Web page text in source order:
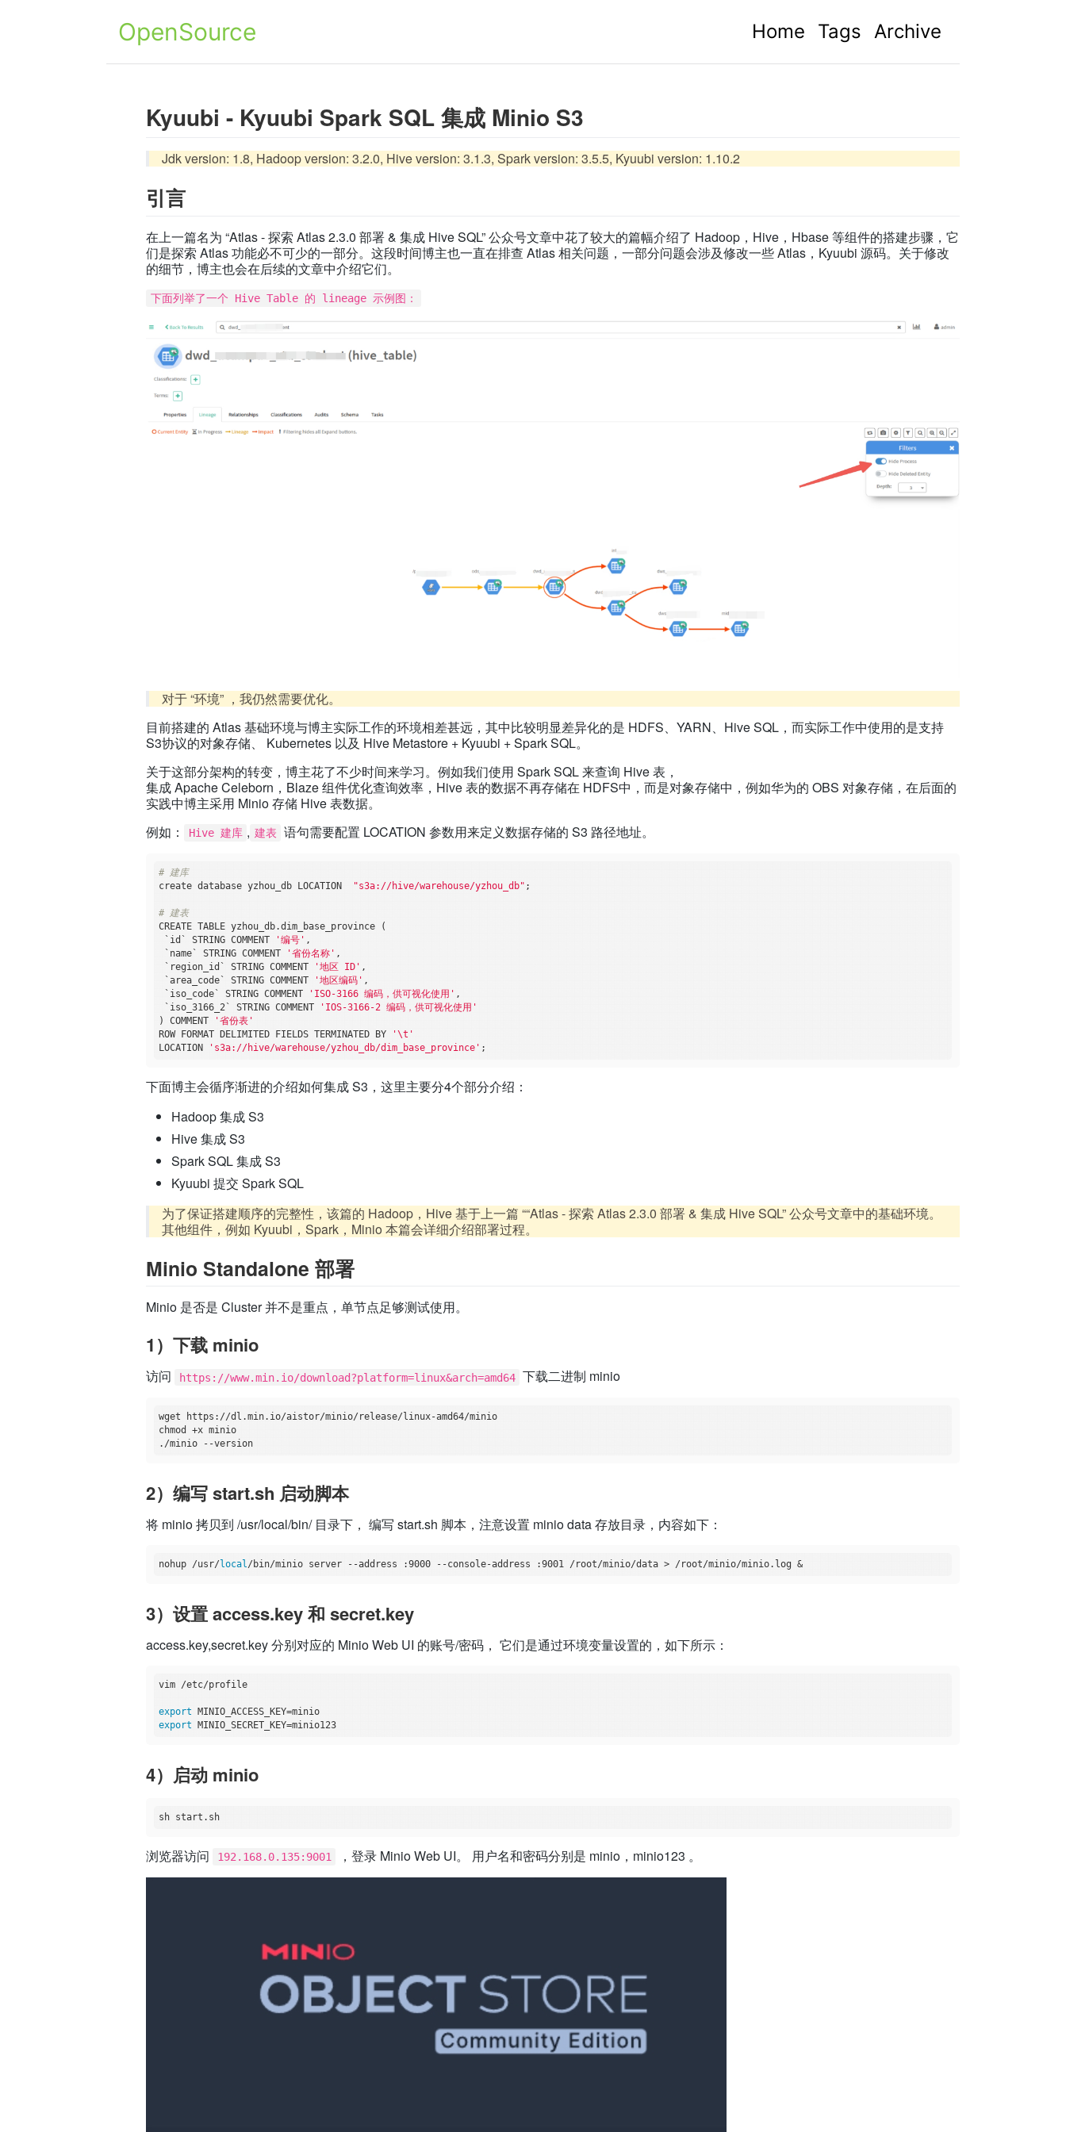
OpenSource Home Tags Archive
Kyuubi - Kyuubi Spark SQL 集成 Minio S3
Jdk version: 1.8, Hadoop version: 3.2.0, Hive version: 3.1.3, Spark version: 3.5.5, Kyuubi version: 1.10.2
引言
在上一篇名为 “Atlas - 探索 Atlas 2.3.0 部署 & 集成 Hive SQL” 公众号文章中花了较大的篇幅介绍了 Hadoop，Hive，Hbase 等组件的搭建步骤，它
们是探索 Atlas 功能必不可少的一部分。这段时间博主也一直在排查 Atlas 相关问题，一部分问题会涉及修改一些 Atlas，Kyuubi 源码。关于修改
的细节，博主也会在后续的文章中介绍它们。
下面列举了一个 Hive Table 的 lineage 示例图：
对于 “环境” ，我仍然需要优化。
目前搭建的 Atlas 基础环境与博主实际工作的环境相差甚远，其中比较明显差异化的是 HDFS、YARN、Hive SQL，而实际工作中使用的是支持
S3协议的对象存储、 Kubernetes 以及 Hive Metastore + Kyuubi + Spark SQL。
关于这部分架构的转变，博主花了不少时间来学习。例如我们使用 Spark SQL 来查询 Hive 表，
集成 Apache Celeborn，Blaze 组件优化查询效率，Hive 表的数据不再存储在 HDFS中，而是对象存储中，例如华为的 OBS 对象存储，在后面的
实践中博主采用 Minio 存储 Hive 表数据。
例如：
Hive 建库 , 建表 语句需要配置 LOCATION 参数用来定义数据存储的 S3 路径地址。
# 建库
create database yzhou_db LOCATION
"s3a://hive/warehouse/yzhou_db" ;
# 建表
CREATE TABLE yzhou_db.dim_base_province (
`id` STRING COMMENT
'编号' ,
`name` STRING COMMENT
'省份名称' ,
`region_id` STRING COMMENT
'地区 ID' ,
`area_code` STRING COMMENT
'地区编码' ,
`iso_code` STRING COMMENT
'ISO-3166 编码，供可视化使用' ,
`iso_3166_2` STRING COMMENT
'IOS-3166-2 编码，供可视化使用'
) COMMENT
'省份表'
ROW FORMAT DELIMITED FIELDS TERMINATED BY
'\t'
LOCATION
's3a://hive/warehouse/yzhou_db/dim_base_province'
下面博主会循序渐进的介绍如何集成 S3，这里主要分4个部分介绍：
Hadoop 集成 S3
Hive 集成 S3
Spark SQL 集成 S3
Kyuubi 提交 Spark SQL
为了保证搭建顺序的完整性，该篇的 Hadoop，Hive 基于上一篇 ““Atlas - 探索 Atlas 2.3.0 部署 & 集成 Hive SQL” 公众号文章中的基础环境。
其他组件，例如 Kyuubi，Spark，Minio 本篇会详细介绍部署过程。
Minio Standalone 部署
Minio 是否是 Cluster 并不是重点，单节点足够测试使用。
1）下载 minio
访问 https://www.min.io/download?platform=linux&arch=amd64 下载二进制 minio
wget https://dl.min.io/aistor/minio/release/linux-amd64/minio
chmod +x minio
2）编写 start.sh 启动脚本
将 minio 拷贝到 /usr/local/bin/ 目录下， 编写 start.sh 脚本，注意设置 minio data 存放目录，内容如下：
nohup /usr/ local
3）设置 access.key 和 secret.key
access.key,secret.key 分别对应的 Minio Web UI 的账号/密码， 它们是通过环境变量设置的，如下所示：
vim /etc/profile
export
export
4）启动 minio
浏览器访问 192.168.0.135:9001 ，登录 Minio Web UI。 用户名和密码分别是 minio，minio123 。